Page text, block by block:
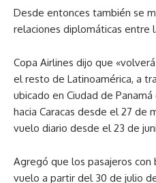
Desde entonces también se
relaciones diplomáticas entre
Copa Airlines dijo que
el resto de Latinoamérica, a
ubicado en Ciudad de
hacia Caracas desde el 27 de
vuelo diario desde el 23 de
Agregó que los pasajeros
vuelo a partir del 30 de julio